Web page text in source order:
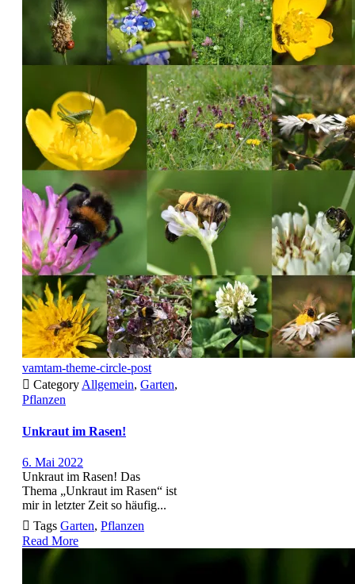
vamtam-theme-circle-post
 Category Allgemein, Garten,
Pflanzen
Unkraut im Rasen!
6. Mai 2022
Unkraut im Rasen! Das
Thema „Unkraut im Rasen“ ist
mir in letzter Zeit so häufig...
 Tags Garten, Pflanzen
Read More